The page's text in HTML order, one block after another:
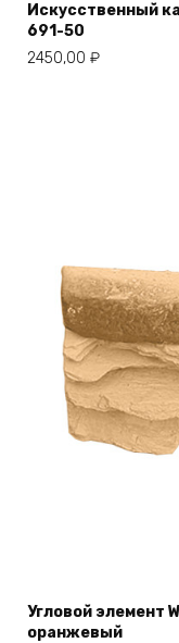
Искусственный
691-50
2450,00 ₽
Угловой элемент
оранжевый